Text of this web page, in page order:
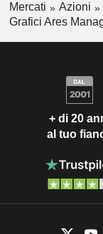
Mercati Azioni
Grafici Ares
+ di 20
al tuo